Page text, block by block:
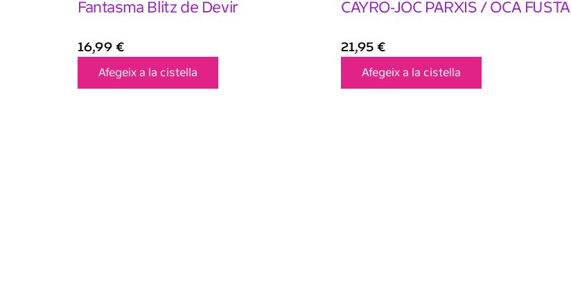
Fantasma Blitz de Devir
16,99 €
Afegeix a la cistella
CAYRO-JOC PARXIS / OCA FUSTA
21,95 €
Afegeix a la cistella